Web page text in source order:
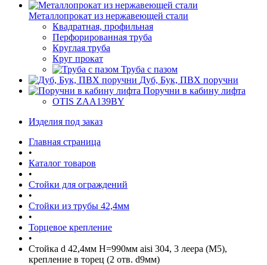
Металлопрокат из нержавеющей стали
Квадратная, профильная
Перфорированная труба
Круглая труба
Круг прокат
Труба с пазом
Дуб, Бук, ПВХ поручни
Поручни в кабину лифта
OTIS ZAA139BY
Изделия под заказ
Главная страница
•
Каталог товаров
•
Стойки для ограждений
•
Стойки из трубы 42,4мм
•
Торцевое крепление
•
Стойка d 42,4мм H=990мм aisi 304, 3 леера (М5),
крепление в торец (2 отв. d9мм)